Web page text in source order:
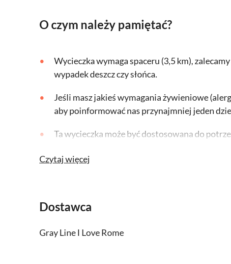
O czym należy pamiętać?
Wycieczka wymaga spaceru (3,5 km),
wypadek deszcz czy słońca.
Jeśli masz jakieś wymagania żywieniowe
aby poinformować nas przynajmniej jeden
Ta wycieczka może być dostosowana do
Wycieczka jest dostępna zarówno rano, jak i
Czytaj więcej
Dostawca
Gray Line I Love Rome